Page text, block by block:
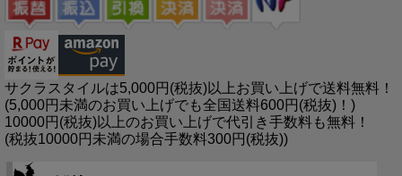
サクラスタイルは5,000円(税抜)以上お買い上げで送料無料！
(5,000円未満のお買い上げでも全国送料600円(税抜)！)
10000円(税抜)以上のお買い上げで代引き手数料も無料！
(税抜10000円未満の場合手数料300円(税抜))